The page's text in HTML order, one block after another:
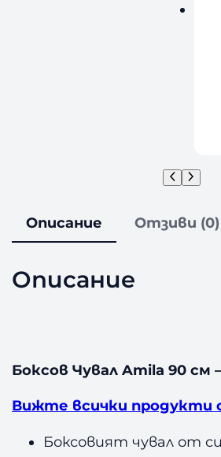
Описание Отзиви (0)
Описание
Боксов Чувал Amila 90 см
Вижте всички продукти
Боксовият чувал от